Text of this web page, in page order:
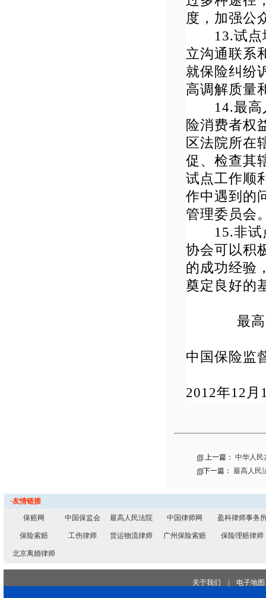
度，加强公
13.试点地
立沟通联系
就保险纠纷
高调解质量
14.最高人
险消费者权
区法院所在
促、检查其
试点工作顺
作中遇到的
管理委员会
15.非试点
协会可以积
的成功经验
奠定良好的
最高人
中国保险监
2012年12月
上一篇： 中华人民
下一篇： 最高人民
·友情链接
保赔网
中国保监会 最高人民法院 中国律师网 盈科律师事务
保险索赔 工伤律师 货运物流律师 广州保险索赔 保险理赔律师
北京离婚律师
关于我们 电子地图